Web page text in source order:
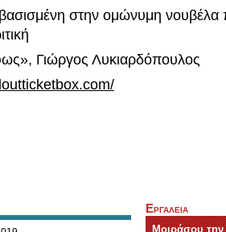
στην ομώνυμη νουβέλα
Γιώργος Λυκιαρδόπουλος
Εργαλεια
Μοιράσου